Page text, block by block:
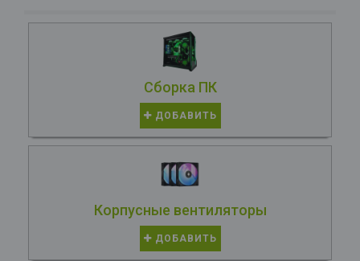
Сборка ПК
ДОБАВИТЬ
Корпусные вентиляторы
ДОБАВИТЬ